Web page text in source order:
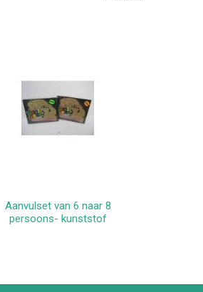
In winkelwagen
Aanvulset van 6 naar 8
persoons- kunststof